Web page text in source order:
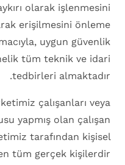
olarak işlenmesini
erişilmesini önleme
uygun güvenlik
tüm teknik ve idari
tedbirleri almaktadır.
çalışanları veya
yapmış olan çalışan
tarafından kişisel
tüm gerçek kişilerdir.